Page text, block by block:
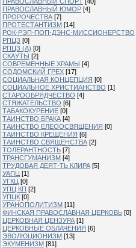
ПРАВОСЛАВНЫЙ ЮМОР [4]
ПРОРОЧЕСТВА [7]
ПРОТЕСТАНТИЗМ [14]
РОК-РЭП-ПОП-ДЭНС-МИССИОНЕРСТВО
РПЦЗ [0]
РПЦЗ (А) [0]
СКАУТЫ [2]
СОВРЕМЕННЫЕ ХРАМЫ [4]
СОДОМСКИЙ ГРЕХ [17]
СОЦИАЛЬНАЯ КОНЦЕПЦИЯ [0]
СОЦИАЛЬНОЕ ХРИСТИАНСТВО [1]
СТАРООБРЯДЧЕСТВО [4]
СТЯЖАТЕЛЬСТВО [6]
ТАБАКОКУРЕНИЕ [0]
ТАИНСТВО БРАКА [4]
ТАИНСТВО ЕЛЕООСВЯЩЕНИЯ [0]
ТАИНСТВО КРЕЩЕНИЯ [6]
ТАИНСТВО СВЯЩЕНСТВА [2]
ТОЛЕРАНТНОСТЬ [7]
ТРАНСГУМАНИЗМ [4]
ТРУДОВАЯ ДЕЯТ-ТЬ КЛИРА [5]
УАПЦ [1]
УГКЦ [0]
УПЦ КП [2]
УПЦК [0]
УРАНОПОЛИТИЗМ [11]
ФИНСКАЯ ПРАВОСЛАВНАЯ ЦЕРКОВЬ [0]
ЦЕРКОВНАЯ ЦЕНЗУРА [1]
ЦЕРКОВНЫЕ ОБЛАЧЕНИЯ [6]
ЭВОЛЮЦИОНИЗМ [13]
ЭКУМЕНИЗМ [81]